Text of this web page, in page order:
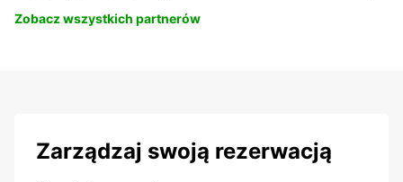
Zobacz wszystkich partnerów
Zarządzaj swoją rezerwacją